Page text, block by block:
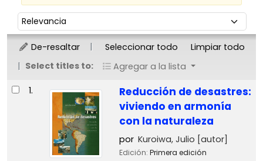
Ordenar
Ordenar por:
De-resaltar Seleccionar todo
Limpiar todo
Select titles to:
Agregar a la lista
Resultados
1.
Reducción de desastres:
viviendo en armonía
con la naturaleza
por Kuroiwa, Julio [autor]
Edición: Primera edición